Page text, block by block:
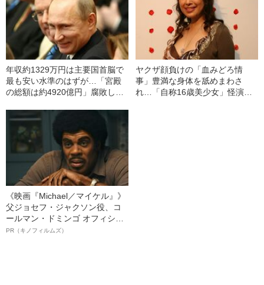
年収約1329万円は主要国首脳で
最も安い水準のはずが…「宮殿
の総額は約4920億円」腐敗しき
ヤクザ顔負けの「血みどろ情
事」豊満な身体を舐めまわさ
れ…「自称16歳美少女」怪演
《映画『Michael／マイケル』》
父ジョセフ・ジャクソン役、コ
ールマン・ドミンゴ オフィシャ
ルインタビュー“観客を魅了した
PR（キノフィルムズ）